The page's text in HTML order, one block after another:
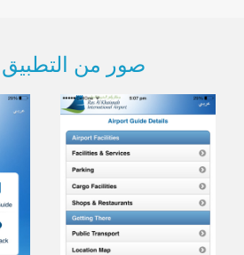
صور من